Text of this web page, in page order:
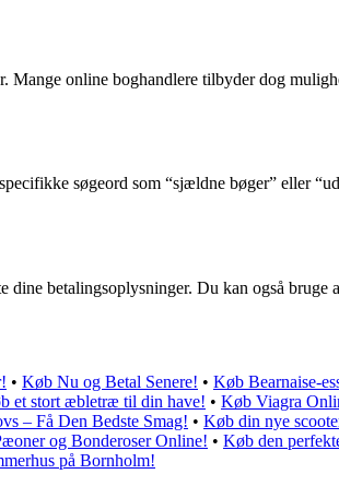
online boghandlere tilbyder dog
søgeord som “sjældne bøger” eller
betalingsoplysninger. Du kan også bruge
• Køb Nu og Betal Senere! • Køb Bearnaise-
et stort æbletræ til din have! • Køb Viagra
– Få Den Bedste Smag! • Køb din nye
og Bonderoser Online! • Køb den
på Bornholm!